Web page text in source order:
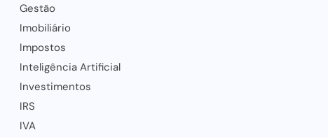
Gestão
Imobiliário
Impostos
Inteligência Artificial
Investimentos
IRS
IVA